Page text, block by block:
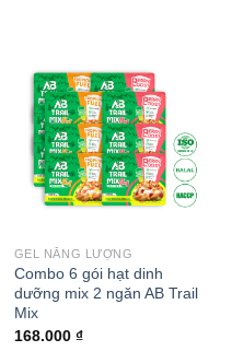
Add to
wishlist
GEL NĂNG LƯỢNG
Combo 6 gói hạt dinh
dưỡng mix 2 ngăn AB Trail
Mix
168.000 ₫